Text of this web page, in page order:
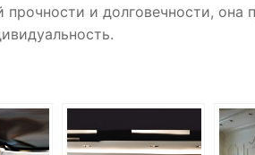
прочности и долговечности,